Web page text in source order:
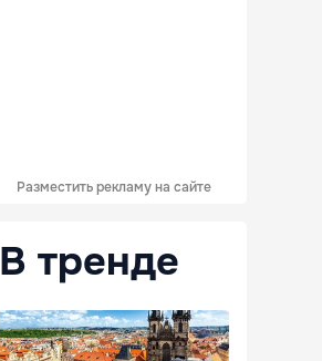
Разместить рекламу на сайте
В тренде